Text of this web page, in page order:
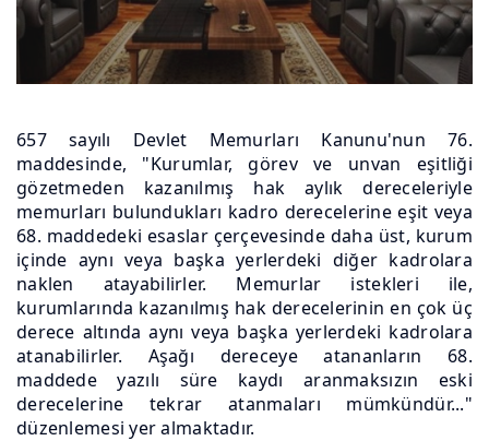
657 sayılı Devlet Memurları Kanunu'nun 76.
maddesinde, "Kurumlar, görev ve unvan eşitliği
gözetmeden kazanılmış hak aylık dereceleriyle
memurları bulundukları kadro derecelerine eşit veya
68. maddedeki esaslar çerçevesinde daha üst, kurum
içinde aynı veya başka yerlerdeki diğer kadrolara
naklen atayabilirler. Memurlar istekleri ile,
kurumlarında kazanılmış hak derecelerinin en çok üç
derece altında aynı veya başka yerlerdeki kadrolara
atanabilirler. Aşağı dereceye atananların 68.
maddede yazılı süre kaydı aranmaksızın eski
derecelerine tekrar atanmaları mümkündür..."
düzenlemesi yer almaktadır.